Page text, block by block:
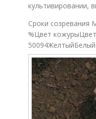
культивировании,
Сроки созревания
%Цвет